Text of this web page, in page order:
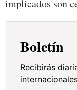
implicados son
Boletín
Recibirás